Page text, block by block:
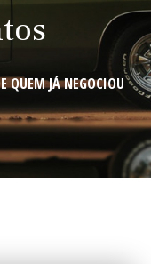
QUEM JÁ NEGOCIOU